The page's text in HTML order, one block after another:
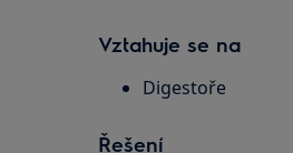
Vztahuje se na
Digestoře
Řešení